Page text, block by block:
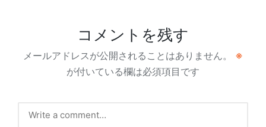
コメントを残す
メールアドレスが公開されることはありません。
※
が付いている欄は必須項目です